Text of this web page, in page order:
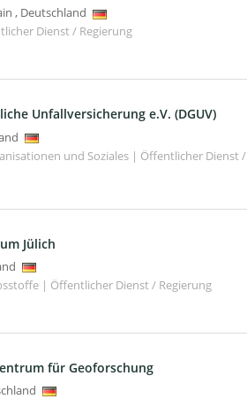
, Deutschland
Dienst / Regierung
Unfallversicherung e.V. (DGUV)
und Soziales | Öffentlicher Dienst
Jülich
| Öffentlicher Dienst / Regierung
für Geoforschung